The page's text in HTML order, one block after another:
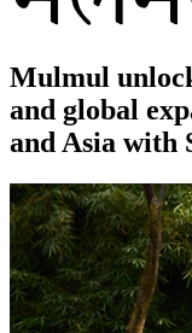
Mulmul
and global
and Asia with